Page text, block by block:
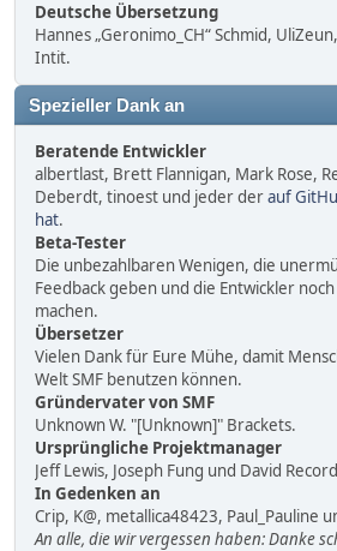
Deutsche Übersetzung
Hannes „Geronimo_CH“ Schmid,
Intit.
Spezieller Dank an
Beratende Entwickler
albertlast, Brett Flannigan, Mark Rose,
Deberdt, tinoest und jeder derauf
hat.
Beta-Tester
Die unbezahlbaren Wenigen, die
Feedback geben und die Entwickler
machen.
Übersetzer
Vielen Dank für Eure Mühe, damit
Welt SMF benutzen können.
Gründervater von SMF
Unknown W. "[Unknown]" Brackets.
Ursprüngliche Projektmanager
Jeff Lewis, Joseph Fung und David
In Gedenken an
Crip, K@, metallica48423, Paul_Pauline
An alle, die wir vergessen haben: Danke